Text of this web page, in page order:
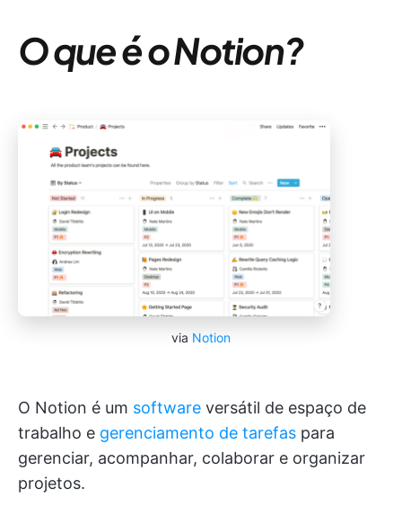
O que é o Notion?
via Notion
O Notion é um software versátil de espaço de
trabalho e gerenciamento de tarefas para
gerenciar, acompanhar, colaborar e organizar
projetos.